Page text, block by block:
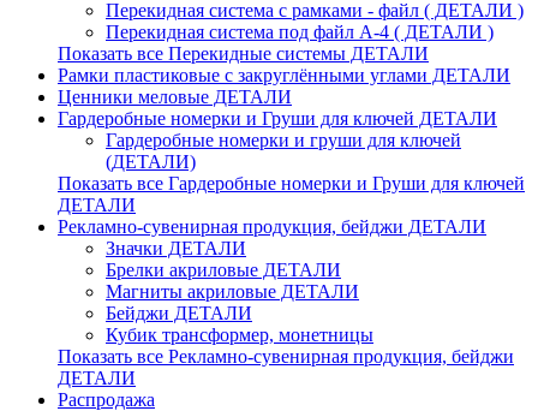
Перекидная система с рамками - файл ( ДЕТАЛИ )
Перекидная система под файл А-4 ( ДЕТАЛИ )
Показать все Перекидные системы ДЕТАЛИ
Рамки пластиковые c закруглёнными углами ДЕТАЛИ
Ценники меловые ДЕТАЛИ
Гардеробные номерки и Груши для ключей ДЕТАЛИ
Гардеробные номерки и груши для ключей
(ДЕТАЛИ)
Показать все Гардеробные номерки и Груши для ключей
ДЕТАЛИ
Рекламно-сувенирная продукция, бейджи ДЕТАЛИ
Значки ДЕТАЛИ
Брелки акриловые ДЕТАЛИ
Магниты акриловые ДЕТАЛИ
Бейджи ДЕТАЛИ
Кубик трансформер, монетницы
Показать все Рекламно-сувенирная продукция, бейджи
ДЕТАЛИ
Распродажа